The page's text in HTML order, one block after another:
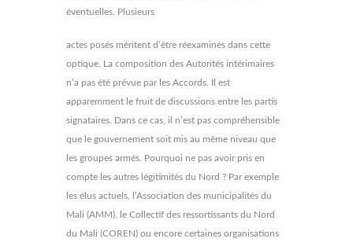
éventuelles. Plusieurs
actes posés méritent d’être réexaminés dans cette
optique. La composition des Autorités intérimaires
n’a pas été prévue par les Accords. Il est
apparemment le fruit de discussions entre les partis
signataires. Dans ce cas, il n’est pas compréhensible
que le gouvernement soit mis au même niveau que
les groupes armés. Pourquoi ne pas avoir pris en
compte les autres légitimités du Nord ? Par exemple
les élus actuels, l’Association des municipalités du
Mali (AMM), le Collectif des ressortissants du Nord
du Mali (COREN) ou encore certaines organisations